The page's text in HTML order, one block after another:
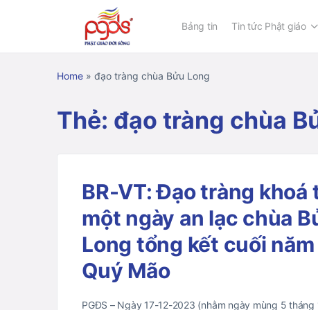
Bảng tin Tin tức Phật giáo
Home » đạo tràng chùa Bửu Long
Thẻ: đạo tràng chùa
BR-VT: Đạo tràng khoá
một ngày an lạc chùa
Long tổng kết cuối năm
Quý Mão
PGĐS – Ngày 17-12-2023 (nhằm ngày mùng 5 tháng